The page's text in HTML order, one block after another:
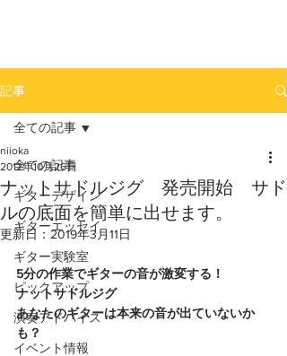
記事
全ての記事
ギターデザイン
ギターエッセイ
ギター実験室
ピックアップ
演奏アドバイス
イベント情報
全ての記事
ナットサドルジグ 発売開始 サド
ルの底面を簡単に出せます。
niioka
2012年10月26日
更新日： 2019年3月11日
5分の作業でギターの音が激変する！
ナットサドルジグ
あなたのギターは本来の音が出ていないか
も？